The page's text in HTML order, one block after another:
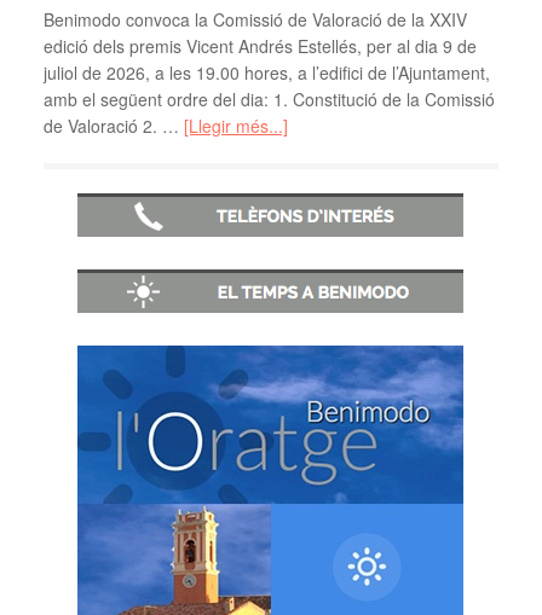
Benimodo convoca la Comissió de Valoració de la XXIV
edició dels premis Vicent Andrés Estellés, per al dia 9 de
juliol de 2026, a les 19.00 hores, a l’edifici de l’Ajuntament,
amb el següent ordre del dia: 1. Constitució de la Comissió
de Valoració 2. … [Llegir més...]